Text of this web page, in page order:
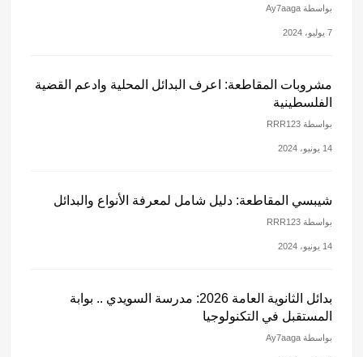
بواسطة Ay7aaga
7 يوليو، 2024
مشروبات المقاطعة: اعرف البدائل المحلية وادعم القضية
الفلسطينية
بواسطة RRR123
14 يونيو، 2024
شيبسي المقاطعة: دليل شامل لمعرفة الأنواع والبدائل
بواسطة RRR123
14 يونيو، 2024
بدائل الثانوية العامة 2026: مدرسة السويدي .. بوابة
المستقبل في التكنولوجيا
بواسطة Ay7aaga